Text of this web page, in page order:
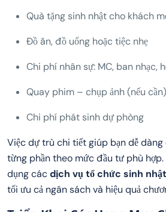
Quà tặng sinh nhật cho khách
Đồ ăn, đồ uống hoặc tiệc nhẹ
Chi phí nhân sự: MC, ban nhạc,
Quay phim – chụp ảnh (nếu cần)
Chi phí phát sinh dự phòng
Việc dự trù chi tiết giúp bạn dễ
từng phần theo mức đầu tư phù hợp.
dụng cácdịch vụ tổ chức sinh
tối ưu cả ngân sách và hiệu quả